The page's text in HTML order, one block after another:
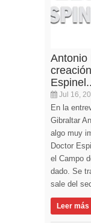
Antonio
Jul 16,
En la
Gibraltar
algo muy
Doctor
el Campo
dado. Se
sale del
Leer más